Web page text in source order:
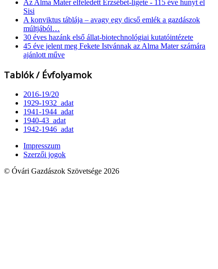
Az Alma Mater elfeledett Erzsébet-ligete - 115 éve hunyt el
Sisi
A konviktus táblája – avagy egy dicső emlék a gazdászok
múltjából…
30 éves hazánk első állat-biotechnológiai kutatóintézete
45 éve jelent meg Fekete Istvánnak az Alma Mater számára
ajánlott műve
Tablók / Évfolyamok
2016-19/20
1929-1932_adat
1941-1944_adat
1940-43_adat
1942-1946_adat
Impresszum
Szerzői jogok
© Óvári Gazdászok Szövetsége 2026